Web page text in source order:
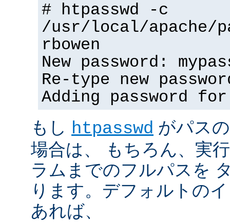
# htpasswd -c
/usr/local/apache/
rbowen
New password:
Re-type new
Adding password
もし htpasswd がパス
場合は、 もちろん、実
ラムまでのフルパスを
ります。デフォルトの
あれば、